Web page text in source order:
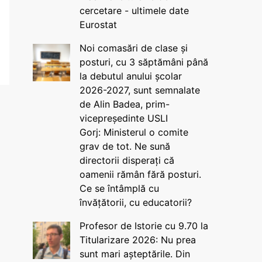
cercetare - ultimele date
Eurostat
Noi comasări de clase și
posturi, cu 3 săptămâni până
la debutul anului școlar
2026-2027, sunt semnalate
de Alin Badea, prim-
vicepreședinte USLI
Gorj: Ministerul o comite
grav de tot. Ne sună
directorii disperați că
oamenii rămân fără posturi.
Ce se întâmplă cu
învățătorii, cu educatorii?
Profesor de Istorie cu 9.70 la
Titularizare 2026: Nu prea
sunt mari așteptările. Din